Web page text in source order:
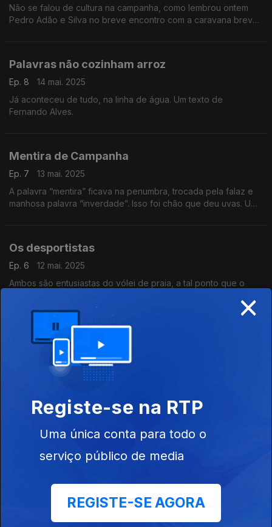
Não se falou de cultura na campanha, como lembrou ontem
Pedro Adão e Silva no breve encontro com a caravana breve
Palavras não cozinham arroz
Ep. 8
14 mai. 2025
Já aconteceu de tudo, na linha de água. Um texto de
Fernando Alves.
Mentira de Campanha
Ep. 7
13 mai. 2025
A palavra “mentira” ficava na penumbra, trocada pela falaz e
manhosa palavra “inverdade”. Isso foi chão que deu uvas. Um
Os desportistas
Ep. 6
12 mai. 2025
Ambos são entusiastas do vólei de praia, a tal ponto que o
Um texto de Fernando Alves.
Nheca Nheca
09 mai. 2025
Aqui chegados, atentos às sondagens e aos sinais da rua, os
Fernando Alves.
Fruta da época
Fernando Alves.
Está tudo a bombar
×
Registe-se na RTP
Uma única conta para todo o
serviço público de media
REGISTE-SE AGORA